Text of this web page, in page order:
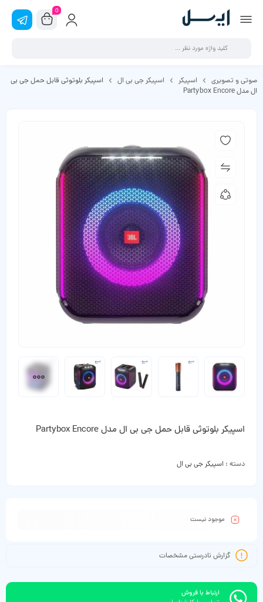
0
صوتی و تصویری اسپیکر اسپیکر جی بی ال
اسپیکر بلوتوثی قابل حمل جی بی
ال مدل Partybox Encore
اسپیکر بلوتوثی قابل حمل جی بی ال مدل Partybox Encore
دسته : اسپیکر جی بی ال
موجود نیست
گزارش نادرستی مشخصات
ارتباط با فروش